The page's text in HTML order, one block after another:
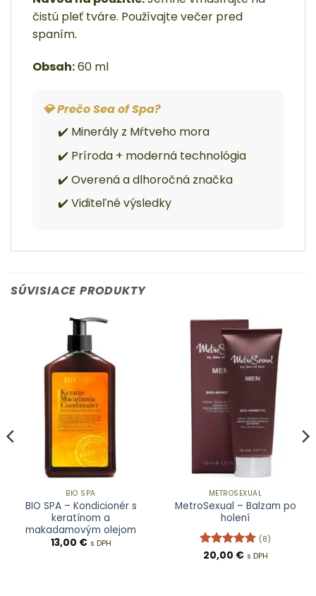
čistú pleť tváre. Používajte večer pred
spaním.
Obsah:60 ml
💎 Prečo Sea of Spa?
✔️ Minerály z Mŕtveho mora
✔️ Príroda + moderná technológia
✔️ Overená a dlhoročná značka
✔️ Viditeľné výsledky
SÚVISIACE PRODUKTY
BIO SPA
BIO SPA – Kondicionér s
keratínom a
makadamovým olejom
13,00 € s DPH
METROSEXUAL
MetroSexual – Balzam po
holení
Hodnotenie
(8)
20,00 € s DPH